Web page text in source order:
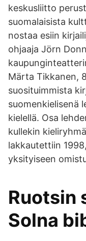
keskusliitto
suomalaisista
nostaa esiin
ohjaaja Jörn
Märta Tikkanen,
suosituimmista
suomenkielisenä
kielellä. Osa
kullekin
lakkautettiin
yksityiseen
Ruotsin
Solna